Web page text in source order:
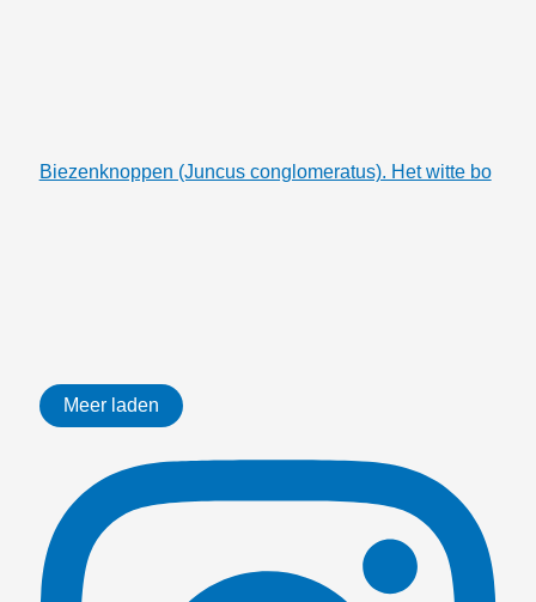
Biezenknoppen (Juncus conglomeratus). Het witte bo
Meer laden